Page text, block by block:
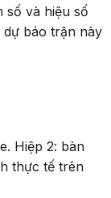
số và hiệu số
báo trận này
Hiệp 2: bàn
thực tế trên